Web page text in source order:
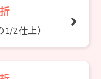
2仕上）